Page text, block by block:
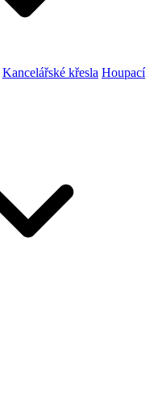
Kancelářské křesla Houpací